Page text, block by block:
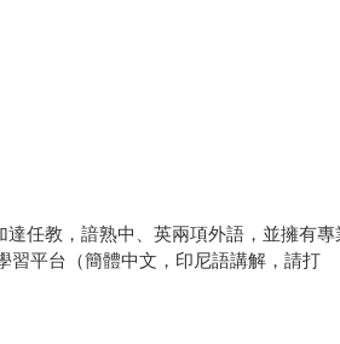
任教，諳熟中、英兩項外語，並擁有專
習平台（簡體中文，印尼語講解，請打